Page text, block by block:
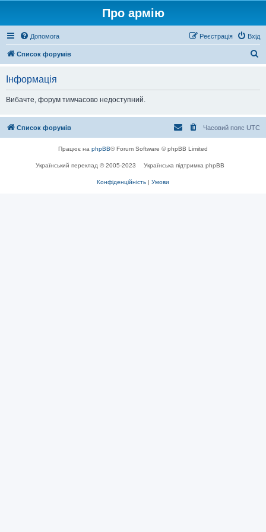
Про армію
Допомога Вхід
Реєстрація
Список форумів
Інформація
Вибачте, форум тимчасово недоступний.
Список форумів Часовий пояс UTC
Працює на phpBB® Forum Software © phpBB Limited
Український переклад © 2005-2023 Українська підтримка phpBB
Конфіденційність | Умови